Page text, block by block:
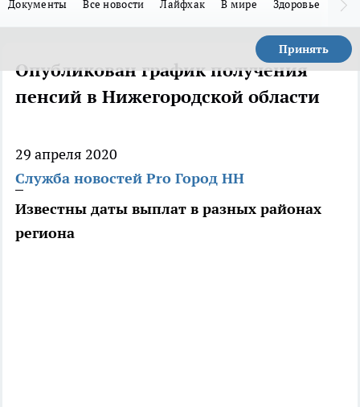
Документы Все новости Лайфхак В мире Здоровье
Принять
Опубликован график получения
пенсий в Нижегородской области
29 апреля 2020
Служба новостей Pro Город НН
Известны даты выплат в разных районах
региона